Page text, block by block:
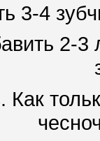
3-4
2-